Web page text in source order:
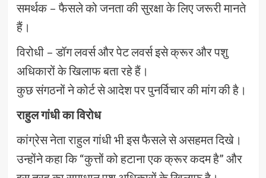
समर्थक – फैसले को जनता की सुरक्षा के लिए जरूरी मानते
हैं।
विरोधी – डॉग लवर्स और पेट लवर्स इसे क्रूर और पशु
अधिकारों के खिलाफ बता रहे हैं।
कुछ संगठनों ने कोर्ट से आदेश पर पुनर्विचार की मांग की है।
राहुल गांधी का विरोध
कांग्रेस नेता राहुल गांधी भी इस फैसले से असहमत दिखे।
उन्होंने कहा कि “कुत्तों को हटाना एक क्रूर कदम है” और